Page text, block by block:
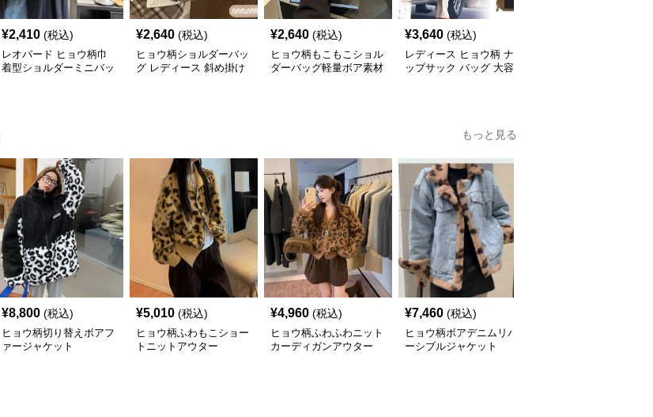
¥2,410 (税込)
レオパード ヒョウ柄巾
着型ショルダーミニバッ
¥2,640 (税込)
ヒョウ柄ショルダーバッ
グ レディース 斜め掛け
¥2,640 (税込)
ヒョウ柄もこもこショル
ダーバッグ軽量ボア素材
¥3,640 (税込)
レディース ヒョウ柄 ナ
ップサック バッグ 大容
もっと見る
¥8,800 (税込)
ヒョウ柄切り替えボアフ
ァージャケット
¥5,010 (税込)
ヒョウ柄ふわもこショー
トニットアウター
¥4,960 (税込)
ヒョウ柄ふわふわニット
カーディガンアウター
¥7,460 (税込)
ヒョウ柄ボアデニムリバ
ーシブルジャケット